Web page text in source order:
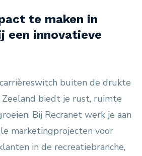
te maken in
een innovatieve
buiten de drukte
Zeeland biedt je rust, ruimte
Bij Recranet werk je aan
marketingprojecten voor
in de recreatiebranche,